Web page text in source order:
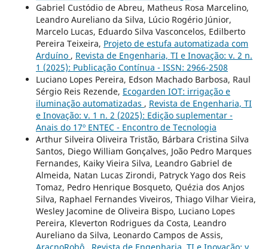
Gabriel Custódio de Abreu, Matheus Rosa Marcelino,
Leandro Aureliano da Silva, Lúcio Rogério Júnior,
Marcelo Lucas, Eduardo Silva Vasconcelos, Edilberto
Pereira Teixeira, Projeto de estufa automatizada com
Arduíno , Revista de Engenharia, TI e Inovação: v. 2 n.
1 (2025): Publicação Contínua - ISSN: 2966-2508
Luciano Lopes Pereira, Edson Machado Barbosa, Raul
Sérgio Reis Rezende, Ecogarden IOT: irrigação e
iluminação automatizadas , Revista de Engenharia, TI
e Inovação: v. 1 n. 2 (2025): Edição suplementar -
Anais do 17º ENTEC - Encontro de Tecnologia
Arthur Silveira Oliveira Tristão, Bárbara Cristina Silva
Santos, Diego William Gonçalves, João Pedro Marques
Fernandes, Kaiky Vieira Silva, Leandro Gabriel de
Almeida, Natan Lucas Zirondi, Patryck Yago dos Reis
Tomaz, Pedro Henrique Bosqueto, Quézia dos Anjos
Silva, Raphael Fernandes Viveiros, Thiago Vilhar Vieira,
Wesley Jacomine de Oliveira Bispo, Luciano Lopes
Pereira, Kleverton Rodrigues da Costa, Leandro
Aureliano da Silva, Leonardo Campos de Assis,
AracnoRobô , Revista de Engenharia, TI e Inovação: v.